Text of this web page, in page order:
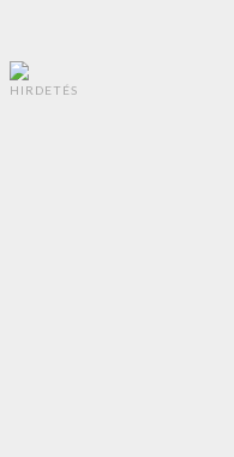
HIRDETÉS